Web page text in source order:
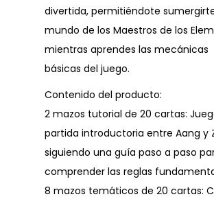
divertida, permitiéndote
mundo de los Maestros de los
mientras aprendes las mecánicas
básicas del juego.
Contenido del producto:
2 mazos tutorial de 20 cartas:
partida introductoria entre Aang y
siguiendo una guía paso a paso
comprender las reglas
8 mazos temáticos de 20 cartas: